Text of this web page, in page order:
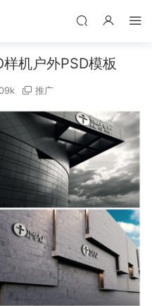
机户外PSD模板
推广